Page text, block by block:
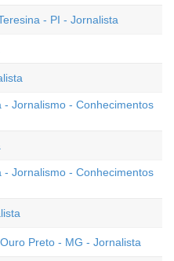
- PI - Jornalista
- Jornalismo - Conhecimentos
- Jornalismo - Conhecimentos
Preto - MG - Jornalista